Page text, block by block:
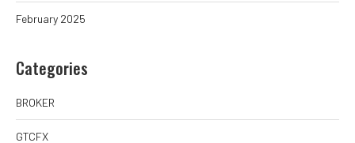
February 2025
Categories
BROKER
GTCFX